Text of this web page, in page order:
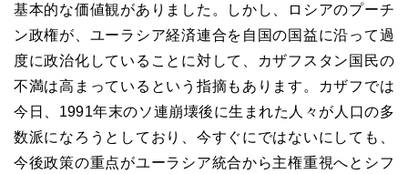
基本的な価値観がありました。しかし、ロシアのプーチ
ン政権が、ユーラシア経済連合を自国の国益に沿って過
度に政治化していることに対して、カザフスタン国民の
不満は高まっているという指摘もあります。カザフでは
今日、1991年末のソ連崩壊後に生まれた人々が人口の多
数派になろうとしており、今すぐにではないにしても、
今後政策の重点がユーラシア統合から主権重視へとシフ